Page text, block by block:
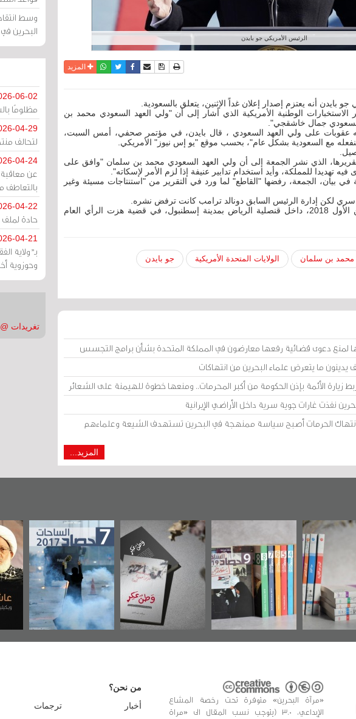
الرئيس الأمريكي جو بايدن
نسخة للطباعة
حفظ الموضوع
أرسل الى صديق
فيسبوكتويترواتسابالمزيد
أنه يعتزم إصدار إعلان غداً الإثنين، يتعلق بالسعودية.
الوطنية الأمريكية الذي أشار إلى أن "ولي العهد السعودي محمد بن
جمال خاشقجي".
عقوبات على ولي العهد السعودي ، قال بايدن، في مؤتمر صحفي، أمس السبت،
مع السعودية بشكل عام"، بحسب موقع "يو إس نيوز" الأمريكي.
الذي نشر الجمعة إلى أن ولي العهد السعودي محمد بن سلمان "وافق على
للمملكة، وأيد استخدام تدابير عنيفة إذا لزم الأمر لإسكاته".
في بيان، الجمعة، رفضها "القاطع" لما ورد في التقرير من "استنتاجات مسيئة وغير
لكن إدارة الرئيس السابق دونالد ترامب كانت ترفض نشره.
وقتل خاشقجي في 2 أكتوبر/ تشرين الأول 2018، داخل قنصلية الرياض بمدينة إسطنبول، في قضية هزت الرأي العام
محمد بن سلمان الولايات المتحدة الأمريكية جو بايدن
لمنع دعوى قضائية رفعها معارضون في المملكة المتحدة بشأن برامج التجسس
يدينون ما يتعرض علماء البحرين من انتهاكات
زيارة الأئمة بإذن الحكومة من أكبر المحرمات.. ومنعها خطوة للهيمنة على الشعائر
نفذت غارات جوية سرية داخل الأراضي الإيرانية
الحرمات أصبح سياسة ممنهجة في البحرين تستهدف الشيعة وعلماءهم
المزيد...
وسط
البحرين
06-02
مظلومًا
04-29
لتحالف
04-24
بالتعاطف
04-22
حادة لملف
04-21
بـ"ولاية
وحوزوية
تغريدات @BahrainMirror
موضوعي
البريطانية
«مركز أوال»
في سلسلة من 5
كتب
تصدر حصاد
الساحات 2019
«وطن عكر» رواية
جديدة لمعتقل
عسكري تصدر عن
«مرآة البحرين»
حصاد 2017
«مرآة البحرين» متوفرة تحت رخصة المشاع
الإبداعي، 3.0 (يتوجب نسب المقال الى «مراة
من نحن؟
أخبار
ترجمات